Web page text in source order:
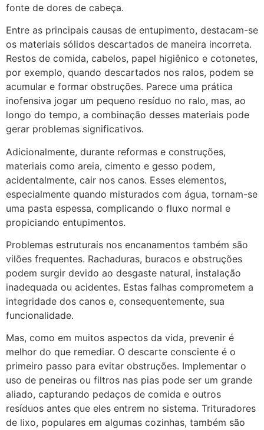
fonte de dores de cabeça.
Entre as principais causas de entupimento, destacam-se
os materiais sólidos descartados de maneira incorreta.
Restos de comida, cabelos, papel higiênico e cotonetes,
por exemplo, quando descartados nos ralos, podem se
acumular e formar obstruções. Parece uma prática
inofensiva jogar um pequeno resíduo no ralo, mas, ao
longo do tempo, a combinação desses materiais pode
gerar problemas significativos.
Adicionalmente, durante reformas e construções,
materiais como areia, cimento e gesso podem,
acidentalmente, cair nos canos. Esses elementos,
especialmente quando misturados com água, tornam-se
uma pasta espessa, complicando o fluxo normal e
propiciando entupimentos.
Problemas estruturais nos encanamentos também são
vilões frequentes. Rachaduras, buracos e obstruções
podem surgir devido ao desgaste natural, instalação
inadequada ou acidentes. Estas falhas comprometem a
integridade dos canos e, consequentemente, sua
funcionalidade.
Mas, como em muitos aspectos da vida, prevenir é
melhor do que remediar. O descarte consciente é o
primeiro passo para evitar obstruções. Implementar o
uso de peneiras ou filtros nas pias pode ser um grande
aliado, capturando pedaços de comida e outros
resíduos antes que eles entrem no sistema. Trituradores
de lixo, populares em algumas cozinhas, também são